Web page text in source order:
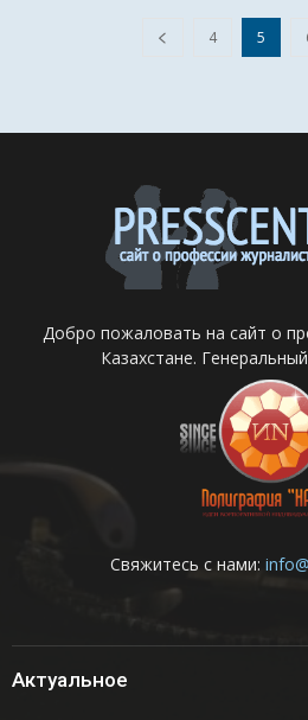
4 5
Добро пожаловать на сайт о
Казахстане.
Свяжитесь с нами:
Актуальное